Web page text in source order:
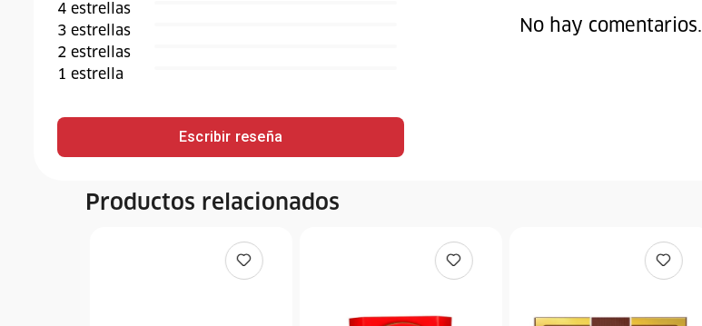
4 estrellas
3 estrellas
2 estrellas
1 estrella
Escribir reseña
No hay comentarios.
Productos relacionados